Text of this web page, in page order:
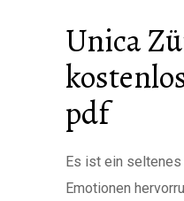
Unica
pdf
Es ist ein
Emotionen